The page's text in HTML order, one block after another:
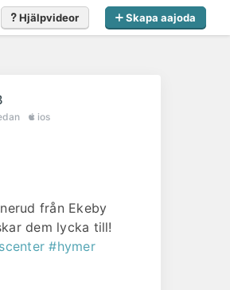
Skapa aajoda
Hjälpvideor
ios
från Ekeby
dem lycka till!
#hymer